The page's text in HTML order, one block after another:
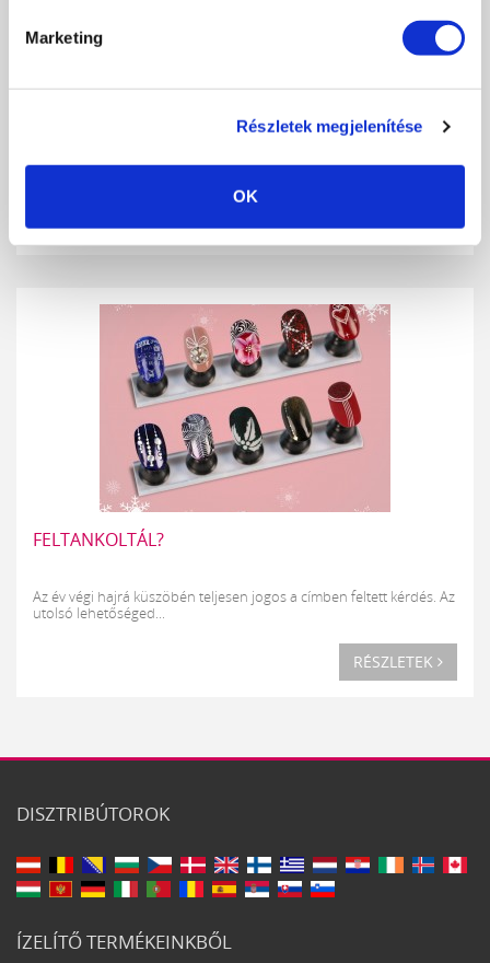
Marketing
Részletek megjelenítése
OK
PORTALANÍTÁS
egyre körültekintőbb és...
FELTANKOLTÁL?
Az év végi hajrá küszöbén teljesen jogos a címben feltett kérdés. Az
utolsó lehetőséged...
RÉSZLETEK
DISZTRIBÚTOROK
ÍZELÍTŐ TERMÉKEINKBŐL